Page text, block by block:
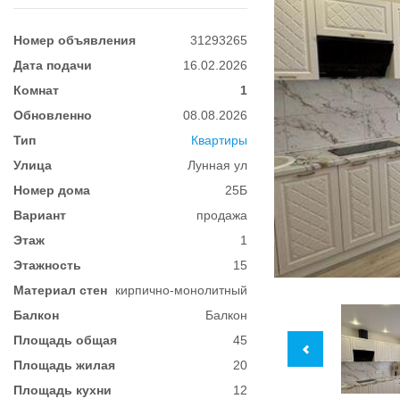
Номер объявления
31293265
Дата подачи
16.02.2026
Комнат
1
Обновленно
08.08.2026
Тип
Квартиры
Улица
Лунная ул
Номер дома
25Б
Вариант
продажа
Этаж
1
Этажность
15
Материал стен
кирпично-монолитный
Балкон
Балкон
Площадь общая
45
Площадь жилая
20
Площадь кухни
12